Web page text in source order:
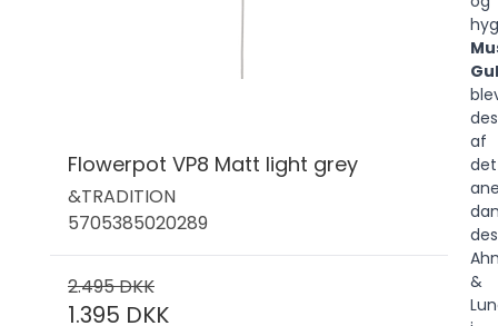
Flowerpot VP8 Matt light grey
&TRADITION
5705385020289
2.495 DKK
1.395 DKK
af
det
&